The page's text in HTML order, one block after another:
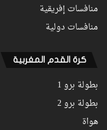
منافسات إفريقية
منافسات دولية
كرة القدم المغربية
بطولة برو 1
بطولة برو 2
هواة